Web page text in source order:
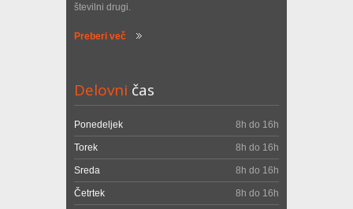
številni drugi.
Preberi več
Delovni čas
Ponedeljek 8h do 16h
Torek 8h do 16h
Sreda 8h do 16h
Četrtek 8h do 16h